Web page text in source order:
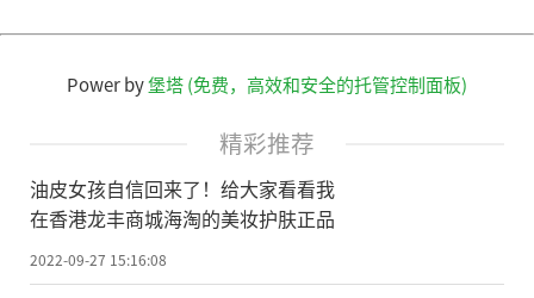
Power by堡塔 (免费，高效和安全的托管控制面板)
精彩推荐
油皮女孩自信回来了！给大家看看我
在香港龙丰商城海淘的美妆护肤正品
2022-09-27 15:16:08